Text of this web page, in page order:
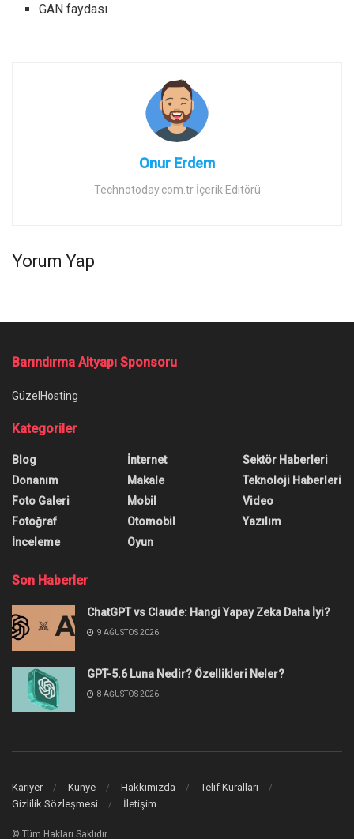
GAN faydası
Onur Erdem
Technotoday.com.tr İçerik Editörü
Yorum Yap
Barındırma Altyapı Sponsoru
GüzelHosting
Kategoriler
Blog
Donanım
Foto Galeri
Fotoğraf
İnceleme
İnternet
Makale
Mobil
Otomobil
Oyun
Sektör Haberleri
Teknoloji Haberleri
Video
Yazılım
Son Haberler
ChatGPT vs Claude: Hangi Yapay Zeka Daha İyi?
9 AĞUSTOS 2026
GPT-5.6 Luna Nedir? Özellikleri Neler?
8 AĞUSTOS 2026
Kariyer Künye Hakkımızda
Telif Kuralları
Gizlilik Sözleşmesi
İletişim
© Tüm Hakları Saklıdır.